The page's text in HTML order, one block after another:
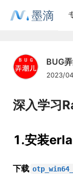
墨滴
BUG
2023/
深入学习
1.安装
下载